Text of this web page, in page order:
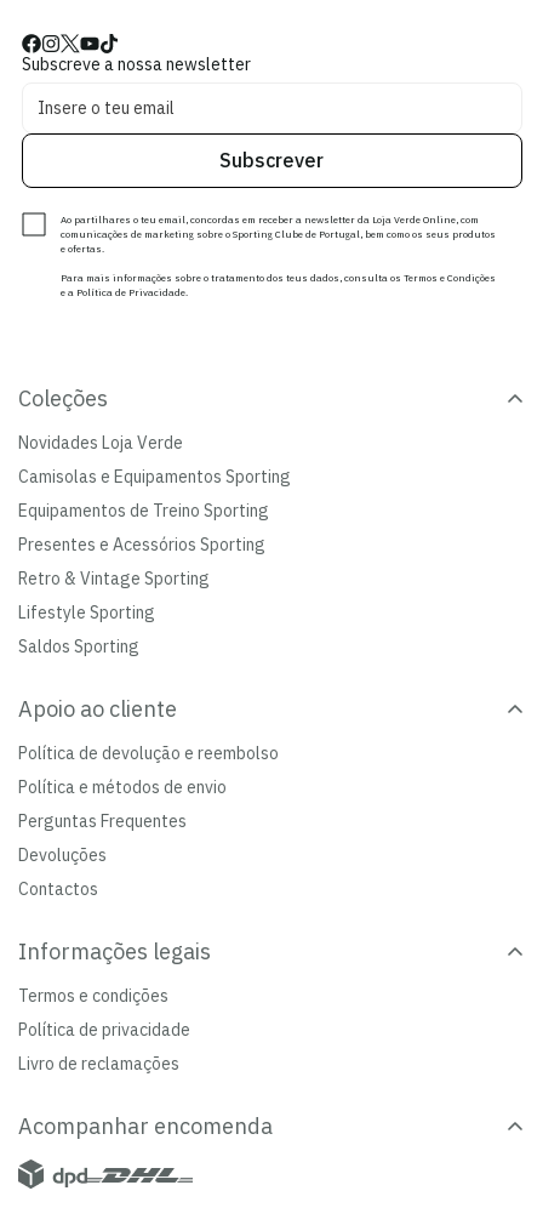
Subscreve a nossa newsletter
Subscrever
Ao partilhares o teu email, concordas em receber a newsletter da Loja Verde Online, com
comunicações de marketing sobre o Sporting Clube de Portugal, bem como os seus produtos
e ofertas.
Para mais informações sobre o tratamento dos teus dados, consulta os Termos e Condições
e a Política de Privacidade.
Coleções
Novidades Loja Verde
Camisolas e Equipamentos Sporting
Equipamentos de Treino Sporting
Presentes e Acessórios Sporting
Retro & Vintage Sporting
Lifestyle Sporting
Saldos Sporting
Apoio ao cliente
Política de devolução e reembolso
Política e métodos de envio
Perguntas Frequentes
Devoluções
Contactos
Informações legais
Termos e condições
Política de privacidade
Livro de reclamações
Acompanhar encomenda